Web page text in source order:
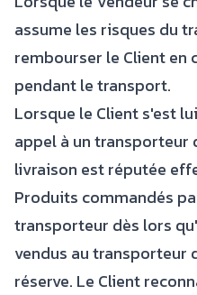
assume les risques du
rembourser le Client en
pendant le transport.
Lorsque le Client s'est
appel à un
livraison est réputée
Produits commandés
transporteur dès lors
vendus au transporteur
réserve. Le Client